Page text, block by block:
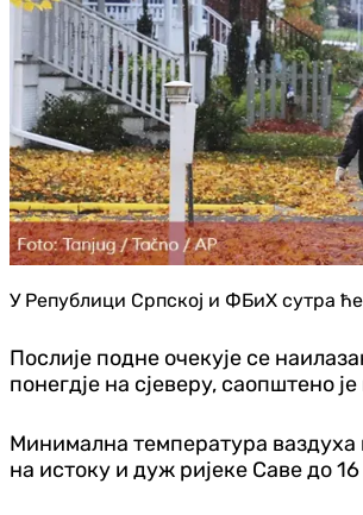
У Републици Српској и ФБиХ сутра
Послије подне очекује се
понегд‌је на сјеверу, саопштено
Минимална температура ваздуха
на истоку и дуж ријеке Саве до